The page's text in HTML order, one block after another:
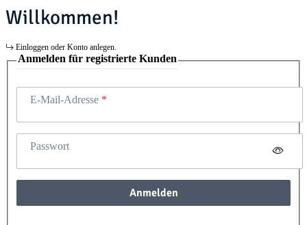
Willkommen!
Einloggen oder Konto anlegen.
Anmelden für registrierte Kunden
E-Mail-Adresse
Passwort
Anmelden